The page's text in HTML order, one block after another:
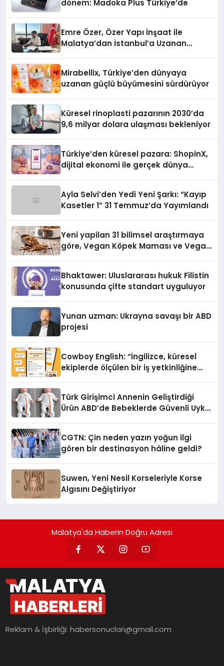
dönem: Madoka Plus Türkiye’de
Emre Özer, Özer Yapı İnşaat ile
Malatya’dan İstanbul’a Uzanan
Mirabellix, Türkiye’den dünyaya
uzanan güçlü büyümesini sürdürüyor
Küresel rinoplasti pazarının 2030’da
9,6 milyar dolara ulaşması bekleniyor
Türkiye’den küresel pazara: ShopinX,
dijital ekonomi ile gerçek dünya
Ayla Selvi’den Yedi Yeni Şarkı: “Kayıp
Kasetler 1” 31 Temmuz’da Yayımlandı
Yeni yapilan 31 bilimsel araştırmaya
göre, Vegan Köpek Maması ve Vegan
Bhaktawer: Uluslararası hukuk Filistin
konusunda çifte standart uyguluyor
Yunan uzman: Ukrayna savaşı bir ABD
projesi
Cowboy English: “İngilizce, küresel
ekiplerde ölçülen bir iş yetkinliğine
Türk Girişimci Annenin Geliştirdiği
Ürün ABD’de Bebeklerde Güvenli Uyku
CGTN: Çin neden yazın yoğun ilgi
gören bir destinasyon hâline geldi?
Suwen, Yeni Nesil Korseleriyle Korse
Algısını Değiştiriyor
Malatya'da Haberin Doğru Adresi
Reklam & İşbirliği:habersonuclari@gmail.com